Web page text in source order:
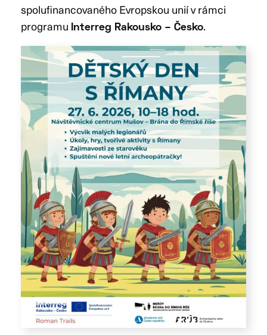
spolufinancovaného Evropskou unií v rámci
programu Interreg Rakousko – Česko.